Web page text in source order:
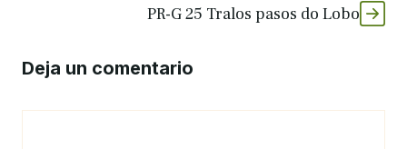
PR-G 25 Tralos pasos do Lobo
Deja un comentario